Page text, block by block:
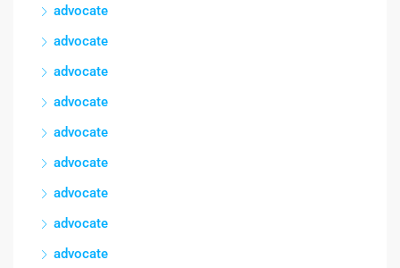
advocate
advocate
advocate
advocate
advocate
advocate
advocate
advocate
advocate